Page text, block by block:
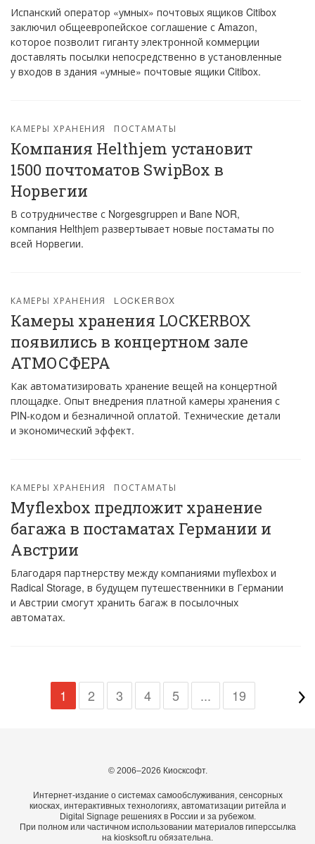
Испанский оператор «умных» почтовых ящиков Citibox
заключил общеевропейское соглашение с Amazon,
которое позволит гиганту электронной коммерции
доставлять посылки непосредственно в установленные
у входов в здания «умные» почтовые ящики Citibox.
КАМЕРЫ ХРАНЕНИЯ ПОСТАМАТЫ
Компания Helthjem установит
1500 почтоматов SwipBox в
Норвегии
В сотрудничестве с Norgesgruppen и Bane NOR,
компания Helthjem развертывает новые постаматы по
всей Норвегии.
КАМЕРЫ ХРАНЕНИЯ LOCKERBOX
Камеры хранения LOCKERBOX
появились в концертном зале
АТМОСФЕРА
Как автоматизировать хранение вещей на концертной
площадке. Опыт внедрения платной камеры хранения с
PIN-кодом и безналичной оплатой. Технические детали
и экономический эффект.
КАМЕРЫ ХРАНЕНИЯ ПОСТАМАТЫ
Myflexbox предложит хранение
багажа в постаматах Германии и
Австрии
Благодаря партнерству между компаниями myflexbox и
Radical Storage, в будущем путешественники в Германии
и Австрии смогут хранить багаж в посылочных
автоматах.
1 2 3 4 5 ... 19
© 2006–2026 Киосксофт.
Интернет-издание о системах самообслуживания, сенсорных
киосках, интерактивных технологиях, автоматизации ритейла и
Digital Signage решениях в России и за рубежом.
При полном или частичном использовании материалов гиперссылка
на kiosksoft.ru обязательна.